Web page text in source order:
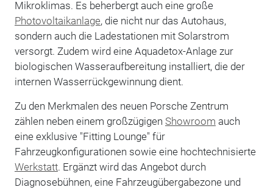
Mikroklimas. Es beherbergt auch eine große
Photovoltaikanlage, die nicht nur das Autohaus,
sondern auch die Ladestationen mit Solarstrom
versorgt. Zudem wird eine Aquadetox-Anlage zur
biologischen Wasseraufbereitung installiert, die der
internen Wasserrückgewinnung dient.
Zu den Merkmalen des neuen Porsche Zentrum
zählen neben einem großzügigen Showroom auch
eine exklusive "Fitting Lounge" für
Fahrzeugkonfigurationen sowie eine hochtechnisierte
Werkstatt. Ergänzt wird das Angebot durch
Diagnosebühnen, eine Fahrzeugübergabezone und